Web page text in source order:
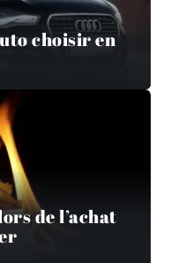
choisir en
de l’achat